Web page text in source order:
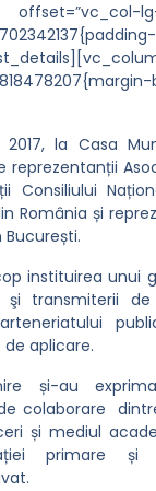
2017, la Casa
Consiliului
România și
București.
instituirea unui
şi transmiterii
aplicare.
și-au
colaborare
și mediul
primare și